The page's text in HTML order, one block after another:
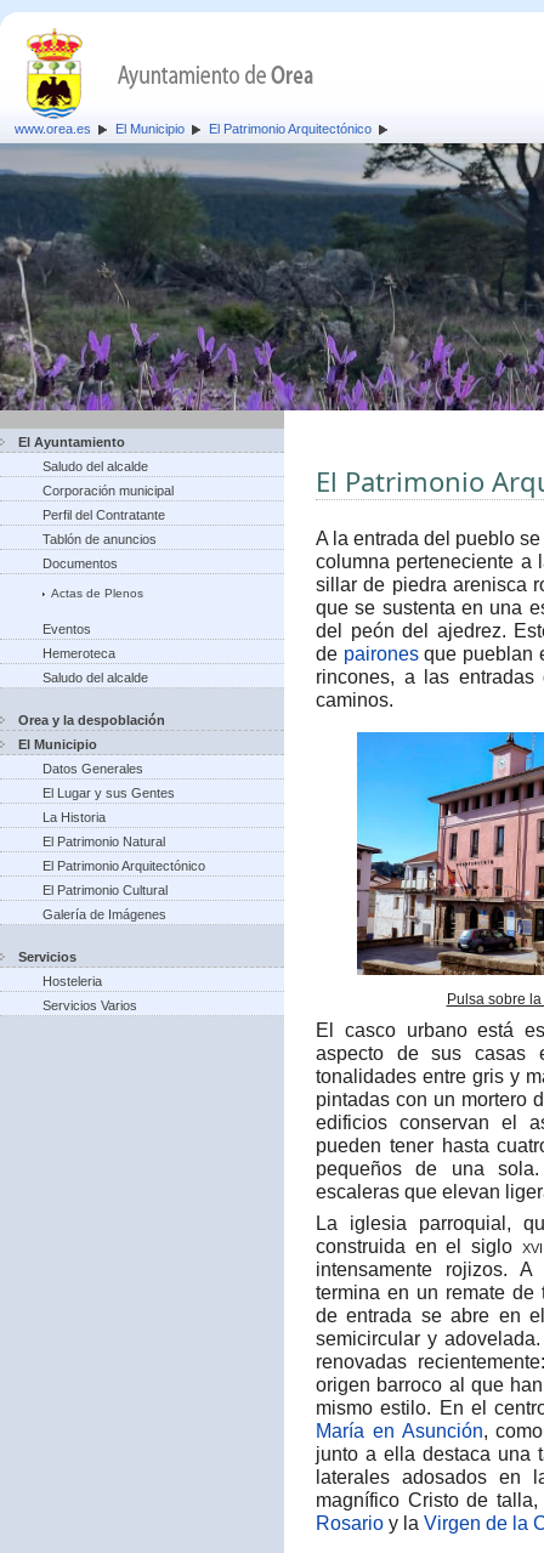
www.orea.es El Municipio El Patrimonio Arquitectónico
El Ayuntamiento
Saludo del alcalde
Corporación municipal
Perfil del Contratante
Tablón de anuncios
Documentos
Actas de Plenos
Eventos
Hemeroteca
Saludo del alcalde
Orea y la despoblación
El Municipio
Datos Generales
El Lugar y sus Gentes
La Historia
El Patrimonio Natural
El Patrimonio Arquitectónico
El Patrimonio Cultural
Galería de Imágenes
Servicios
Hosteleria
Servicios Varios
El Patrimonio
A la entrada del pueblo
columna perteneciente a
sillar de piedra arenisca
que se sustenta en una
del peón del ajedrez.​
de paironesque pueblan
rincones, a las
caminos.
Pulsa sobre
El casco urbano está
aspecto de sus casas
tonalidades entre gris y
pintadas con un mortero
edificios conservan el
pueden tener hasta
pequeños de una
escaleras que elevan
La iglesia parroquial,
construida en el siglo
intensamente rojizos.
termina en un remate de
de entrada se abre en
semicircular y
renovadas
origen barroco al que
mismo estilo. En el
María en Asunción,
junto a ella destaca una
laterales adosados en
magnífico Cristo de
Rosario y la Virgen de la